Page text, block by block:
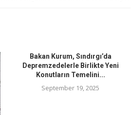
Bakan Kurum, Sındırgı’da
Depremzedelerle Birlikte Yeni
Konutların Temelini...
September 19, 2025